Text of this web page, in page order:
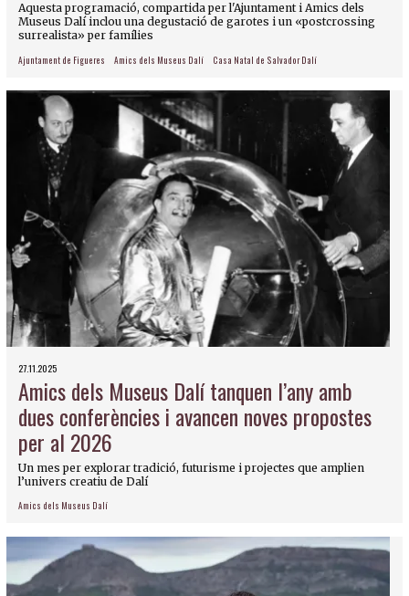
Aquesta programació, compartida per l'Ajuntament i Amics dels
Museus Dalí inclou una degustació de garotes i un «postcrossing
surrealista» per famílies
Ajuntament de Figueres Amics dels Museus Dalí Casa Natal de Salvador Dalí
27.11.2025
Amics dels Museus Dalí tanquen l’any amb
dues conferències i avancen noves propostes
per al 2026
Un mes per explorar tradició, futurisme i projectes que amplien
l’univers creatiu de Dalí
Amics dels Museus Dalí